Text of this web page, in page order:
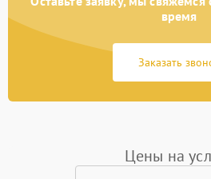
время
Заказать
Цены на